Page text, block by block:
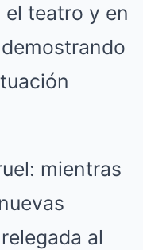
teatro y en
mientras
al